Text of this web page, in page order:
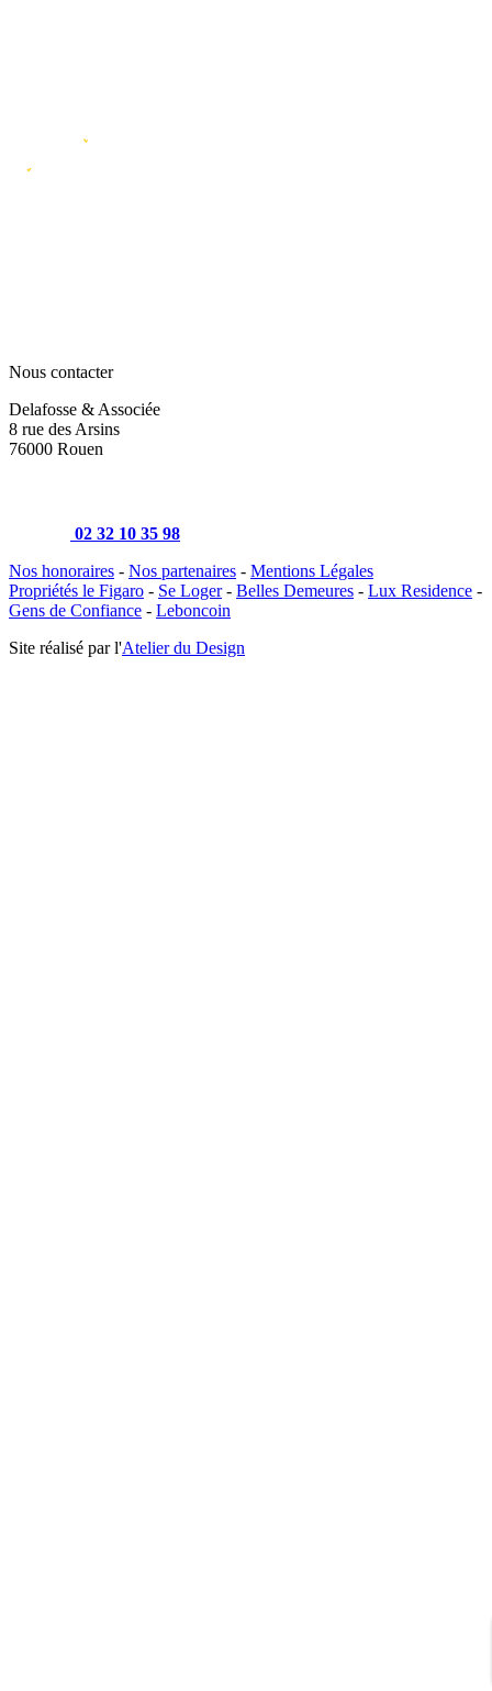
Nous contacter
Delafosse & Associée
8 rue des Arsins
76000 Rouen
02 32 10 35 98
Nos honoraires - Nos partenaires - Mentions Légales
Propriétés le Figaro - Se Loger- Belles Demeures - Lux Residence -
Gens de Confiance - Leboncoin
Site réalisé par l'Atelier du Design